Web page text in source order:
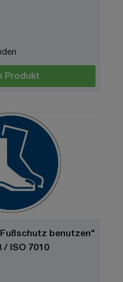
Produkt
benutzen"
/ ISO 7010